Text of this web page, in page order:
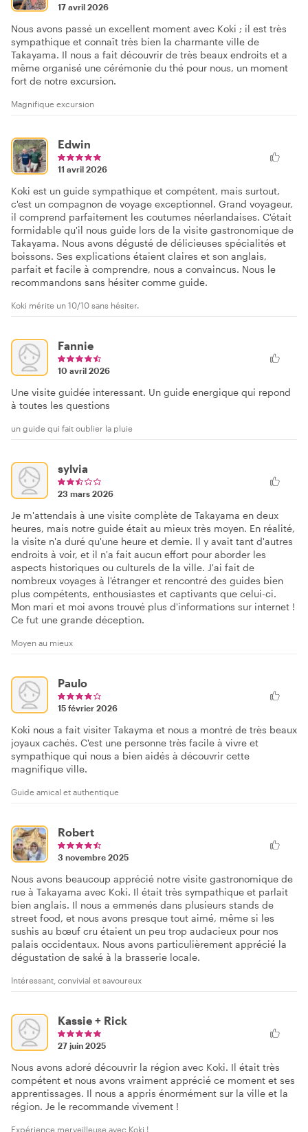
17 avril 2026
Nous avons passé un excellent moment avec Koki ; il est très
sympathique et connaît très bien la charmante ville de
Takayama. Il nous a fait découvrir de très beaux endroits et a
même organisé une cérémonie du thé pour nous, un moment
fort de notre excursion.
Magnifique excursion
Edwin
11 avril 2026
Koki est un guide sympathique et compétent, mais surtout,
c'est un compagnon de voyage exceptionnel. Grand voyageur,
il comprend parfaitement les coutumes néerlandaises. C'était
formidable qu'il nous guide lors de la visite gastronomique de
Takayama. Nous avons dégusté de délicieuses spécialités et
boissons. Ses explications étaient claires et son anglais,
parfait et facile à comprendre, nous a convaincus. Nous le
recommandons sans hésiter comme guide.
Koki mérite un 10/10 sans hésiter.
Fannie
10 avril 2026
Une visite guidée interessant. Un guide energique qui repond
à toutes les questions
un guide qui fait oublier la pluie
sylvia
23 mars 2026
Je m'attendais à une visite complète de Takayama en deux
heures, mais notre guide était au mieux très moyen. En réalité,
la visite n'a duré qu'une heure et demie. Il y avait tant d'autres
endroits à voir, et il n'a fait aucun effort pour aborder les
aspects historiques ou culturels de la ville. J'ai fait de
nombreux voyages à l'étranger et rencontré des guides bien
plus compétents, enthousiastes et captivants que celui-ci.
Mon mari et moi avons trouvé plus d'informations sur internet !
Ce fut une grande déception.
Moyen au mieux
Paulo
15 février 2026
Koki nous a fait visiter Takayma et nous a montré de très beaux
joyaux cachés. C'est une personne très facile à vivre et
sympathique qui nous a bien aidés à découvrir cette
magnifique ville.
Guide amical et authentique
Robert
3 novembre 2025
Nous avons beaucoup apprécié notre visite gastronomique de
rue à Takayama avec Koki. Il était très sympathique et parlait
bien anglais. Il nous a emmenés dans plusieurs stands de
street food, et nous avons presque tout aimé, même si les
sushis au bœuf cru étaient un peu trop audacieux pour nos
palais occidentaux. Nous avons particulièrement apprécié la
dégustation de saké à la brasserie locale.
Intéressant, convivial et savoureux
Kassie + Rick
27 juin 2025
Nous avons adoré découvrir la région avec Koki. Il était très
compétent et nous avons vraiment apprécié ce moment et ses
apprentissages. Il nous a appris énormément sur la ville et la
région. Je le recommande vivement !
Expérience merveilleuse avec Koki !